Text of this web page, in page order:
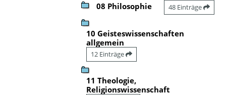
08 Philosophie 48 Einträge
10 Geisteswissenschaften
allgemein
12 Einträge
11 Theologie,
Religionswissenschaft